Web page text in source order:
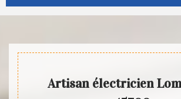
Artisan électricien